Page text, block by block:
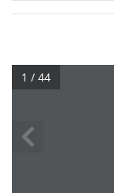
1 / 44